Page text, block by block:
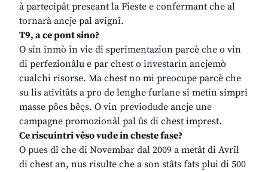
à partecipât preseant la Fieste e confermant che al
tornarà ancje pal avignî.
T9, a ce pont sino?
O sin inmò in vie di sperimentazion parcè che o vin
di perfezionâlu e par chest o investarìn ancjemò
cualchi risorse. Ma chest no mi preocupe parcè che
su lis ativitâts a pro de lenghe furlane si metin simpri
masse pôcs bêçs. O vin previodude ancje une
campagne promozionâl pal ûs di chest imprest.
Ce riscuintri vêso vude in cheste fase?
O pues dî che di Novembar dal 2009 a metât di Avrîl
di chest an, nus risulte che a son stâts fats plui di 500